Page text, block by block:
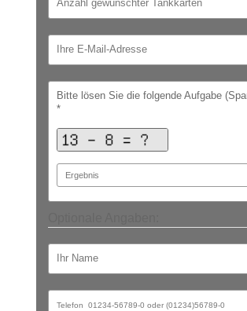
Bitte lösen Sie die folgende Aufgabe
*